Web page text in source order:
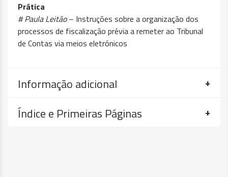
Prática
# Paula Leitão– Instruções sobre a organização dos
processos de fiscalização prévia a remeter ao Tribunal
de Contas via meios eletrónicos
Informação adicional
Índice e Primeiras Páginas